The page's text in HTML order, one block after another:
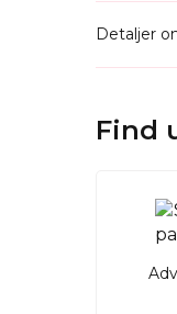
Detaljer
Find